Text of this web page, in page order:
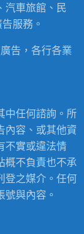
汽車旅館、民
服務。
告，各行各業
中任何諮詢。所
內容、或其他資
不實或違法情
概不負責也不承
登之媒介。任何
與內容。